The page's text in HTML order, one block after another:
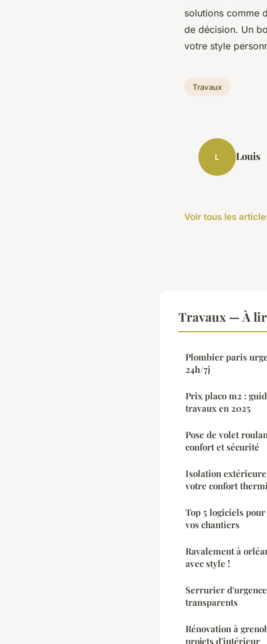
solutions comme
de décision. Un
votre style
Travaux
L Louis
Voir tous les
Travaux — À
Plombier paris
24h/7j
Prix placo m2 :
travaux en 2025
Pose de volet
confort et sécurité
Isolation
votre confort
Top 5 logiciels
vos chantiers
Ravalement à
avec style !
Serrurier
transparents
Rénovation à
projets d'intérieur